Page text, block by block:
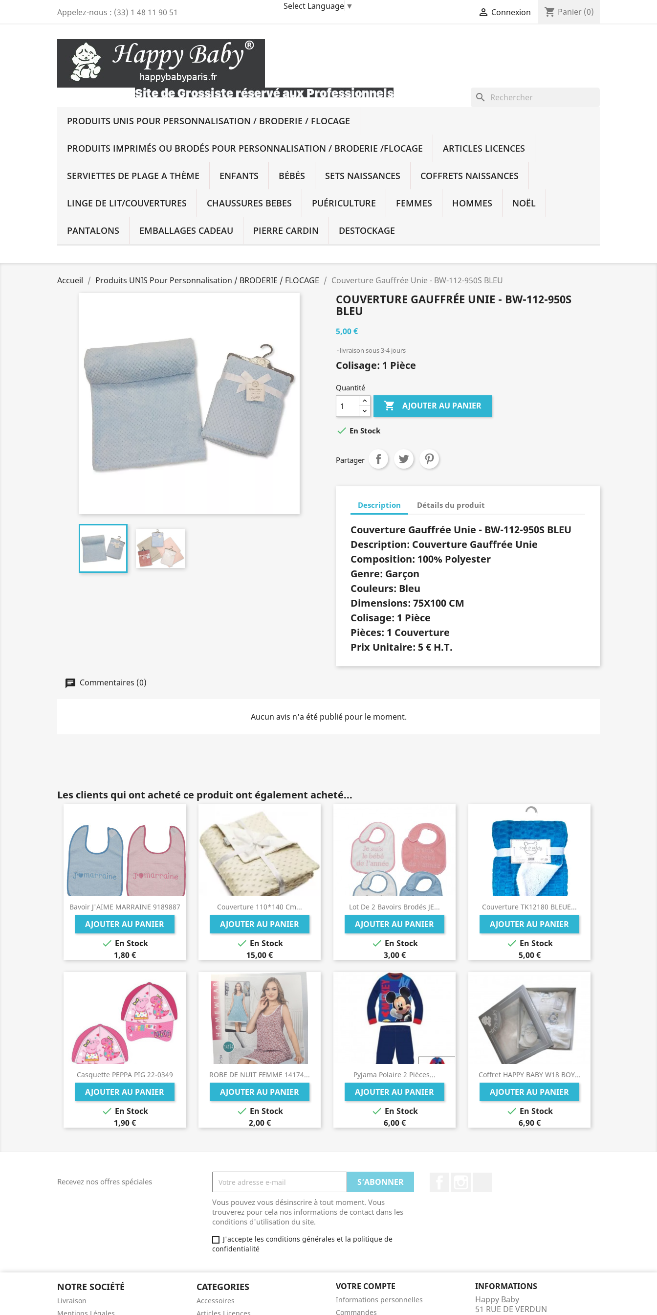
Select Language ▼
Appelez-nous : (33) 1 48 11 90 51  Connexion shopping_cart Panier (0)
search
PRODUITS UNIS POUR PERSONNALISATION / BRODERIE / FLOCAGE
PRODUITS IMPRIMÉS OU BRODÉS POUR PERSONNALISATION / BRODERIE /FLOCAGE ARTICLES LICENCES
SERVIETTES DE PLAGE A THÈME ENFANTS BÉBÉS SETS NAISSANCES COFFRETS NAISSANCES
LINGE DE LIT/COUVERTURES CHAUSSURES BEBES PUÉRICULTURE FEMMES HOMMES NOËL
PANTALONS EMBALLAGES CADEAU PIERRE CARDIN DESTOCKAGE
Accueil Produits UNIS Pour Personnalisation / BRODERIE / FLOCAGE Couverture Gauffrée Unie - BW-112-950S BLEU
COUVERTURE GAUFFRÉE UNIE - BW-112-950S
BLEU
5,00 €
livraison sous 3-4 jours
Colisage: 1 Pièce
Quantité
 AJOUTER AU PANIER
 En Stock
Partager
Description Détails du produit
Couverture Gauffrée Unie - BW-112-950S BLEU
Description: Couverture Gauffrée Unie
Composition: 100% Polyester
Genre: Garçon
Couleurs: Bleu
Dimensions: 75X100 CM
Colisage: 1 Pièce
Pièces: 1 Couverture
Prix Unitaire: 5 € H.T.
Commentaires (0)
Aucun avis n'a été publié pour le moment.
Les clients qui ont acheté ce produit ont également acheté...
Bavoir J'AIME MARRAINE 9189887
AJOUTER AU PANIER
 En Stock
1,80 €
Couverture 110*140 Cm...
AJOUTER AU PANIER
 En Stock
15,00 €
Lot De 2 Bavoirs Brodés JE...
AJOUTER AU PANIER
 En Stock
3,00 €
Couverture TK12180 BLEUE...
AJOUTER AU PANIER
 En Stock
5,00 €
Casquette PEPPA PIG 22-0349
AJOUTER AU PANIER
 En Stock
1,90 €
ROBE DE NUIT FEMME 14174...
AJOUTER AU PANIER
 En Stock
2,00 €
Pyjama Polaire 2 Pièces...
AJOUTER AU PANIER
 En Stock
6,00 €
Coffret HAPPY BABY W18 BOY...
AJOUTER AU PANIER
 En Stock
6,90 €
Recevez nos offres spéciales
Vous pouvez vous désinscrire à tout moment. Vous
trouverez pour cela nos informations de contact dans les
conditions d'utilisation du site.
J'accepte les conditions générales et la politique de
confidentialité
NOTRE SOCIÉTÉ
Livraison
CATEGORIES
Accessoires
VOTRE COMPTE
Informations personnelles
Commandes
INFORMATIONS
Happy Baby
51 RUE DE VERDUN